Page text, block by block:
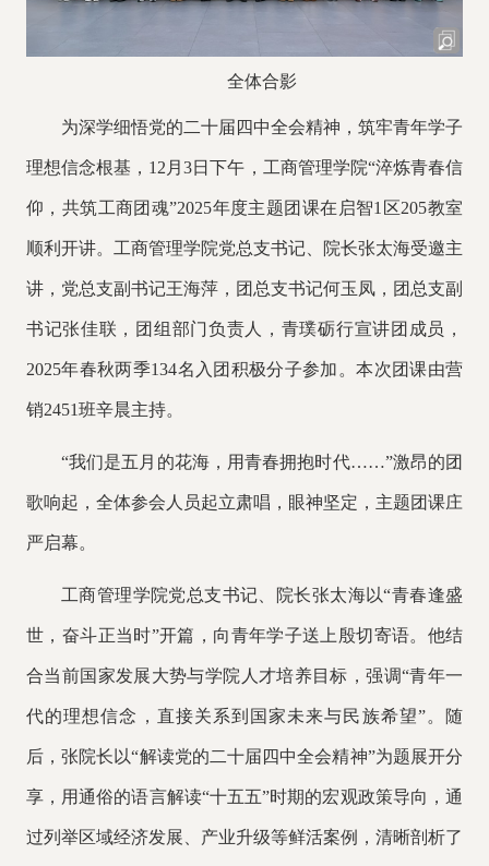
全体合影
为深学细悟党的二十届四中全会精神，筑牢青年学子
理想信念根基， 12月3日下午，工商管理学院“淬炼青春信
仰，共筑工商团魂”2025年度主题团课在启智1区205教室
顺利开讲。工商管理学院党总支书记、院长张太海受邀主
讲，党总支副书记王海萍，团总支书记何玉凤，团总支副
书记张佳联，团组部门负责人，青璞砺行宣讲团成员 ，
2025年春秋两季134名入团积极分子参加 。本次团课由营
销2451班辛晨主持。
“我们是五月的花海，用青春拥抱时代……”激昂的团
歌响起 ，全体参会人员起立肃唱，眼神坚定， 主题团课庄
严启幕。
工商管理学院党总支书记、院长张太海以“青春逢盛
世，奋斗正当时”开篇，向青年学子送上殷切寄语。他结
合当前国家发展大势与学院人才培养目标，强调“青年一
代的理想信念，直接关系到国家未来与民族希望”。随
后，张院长以“解读党的二十届四中全会精神”为题展开分
享，用通俗的语言解读“十五五”时期的宏观政策导向，通
过列举区域经济发展、产业升级等鲜活案例，清晰剖析了